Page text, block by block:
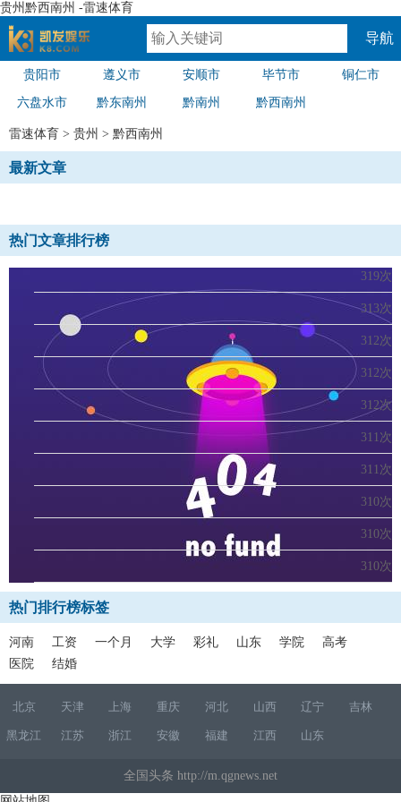
贵州黔西南州 -雷速体育
速体育
导航
贵阳市 遵义市 安顺市 毕节市 铜仁市
六盘水市 黔东南州 黔南州 黔西南州
雷速体育 > 贵州 > 黔西南州
最新文章
热门文章排行榜
319次
313次
312次
312次
312次
311次
311次
310次
310次
310次
热门排行榜标签
河南 工资 一个月 大学 彩礼 山东 学院
高考
医院
结婚
北京 天津 上海 重庆 河北 山西 辽宁 吉林
黑龙江 江苏 浙江 安徽 福建 江西 山东
全国头条 http://m.qgnews.net